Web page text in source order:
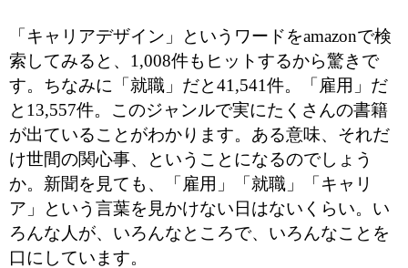
「キャリアデザイン」というワードをamazonで検
索してみると、1,008件もヒットするから驚きで
す。ちなみに「就職」だと41,541件。「雇用」だ
と13,557件。このジャンルで実にたくさんの書籍
が出ていることがわかります。ある意味、それだ
け世間の関心事、ということになるのでしょう
か。新聞を見ても、「雇用」「就職」「キャリ
ア」という言葉を見かけない日はないくらい。い
ろんな人が、いろんなところで、 いろんなことを
口にしています。